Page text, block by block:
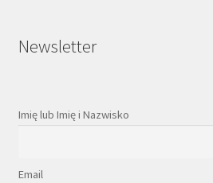
Newsletter
Imię lub Imię i Nazwisko
Email